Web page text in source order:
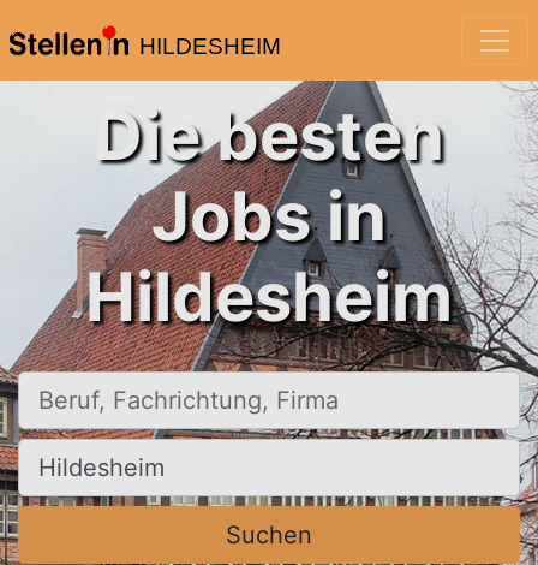
HILDESHEIM
Die besten
Jobs in
Hildesheim
Beruf, Fachrichtung, Firma
Ort, Stadt
Suchen